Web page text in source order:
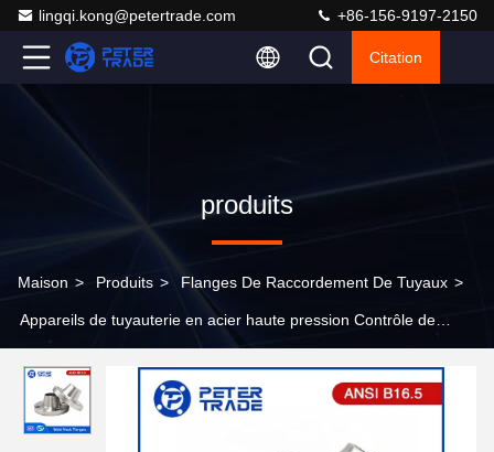
lingqi.kong@petertrade.com +86-156-9197-2150
Citation
produits
Maison > Produits > Flanges De Raccordement De Tuyaux >
Appareils de tuyauterie en acier haute pression Contrôle de
cou classe 900LB WNRF